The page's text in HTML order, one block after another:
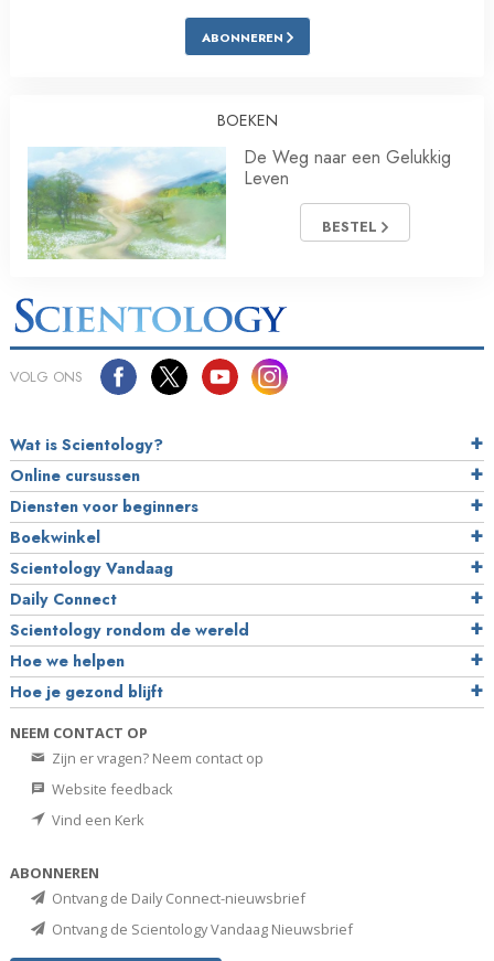
ABONNEREN
BOEKEN
De Weg naar een Gelukkig
Leven
BESTEL
VOLG ONS
Wat is Scientology?
Online cursussen
Diensten voor beginners
Boekwinkel
Scientology Vandaag
Daily Connect
Scientology rondom de wereld
Hoe we helpen
Hoe je gezond blijft
NEEM CONTACT OP
Zijn er vragen? Neem contact op
Website feedback
Vind een Kerk
ABONNEREN
Ontvang de Daily Connect-nieuwsbrief
Ontvang de Scientology Vandaag Nieuwsbrief